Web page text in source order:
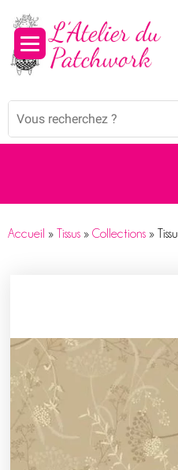
Mots
Accueil » Tissus » Collections » Tissu
Panneau de gestion des cookies